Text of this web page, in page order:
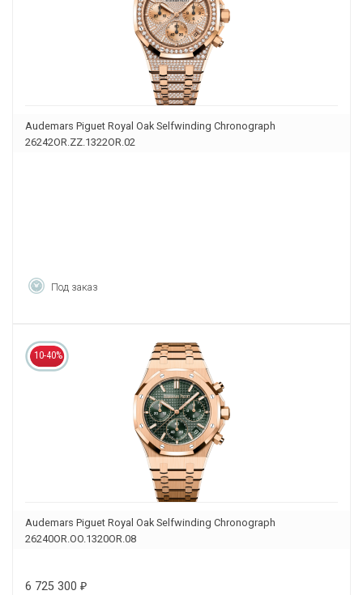
Audemars Piguet Royal Oak Selfwinding Chronograph
26242OR.ZZ.1322OR.02
Под заказ
10-40%
Audemars Piguet Royal Oak Selfwinding Chronograph
26240OR.OO.1320OR.08
6 725 300 ₽